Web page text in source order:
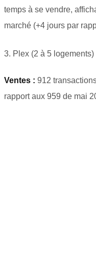
temps à se vendre,
marché (+4 jours par
3. Plex (2 à 5 logements)
Ventes : 912
rapport aux 959 de mai